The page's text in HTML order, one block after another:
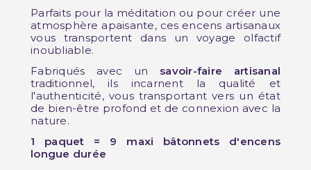
Parfaits pour la méditation ou pour créer une
atmosphère apaisante, ces encens artisanaux
vous transportent dans un voyage olfactif
inoubliable.
Fabriqués avec un savoir-faire artisanal
traditionnel, ils incarnent la qualité et
l'authenticité, vous transportant vers un état
de bien-être profond et de connexion avec la
nature.
1 paquet = 9 maxi bâtonnets d'encens
longue durée